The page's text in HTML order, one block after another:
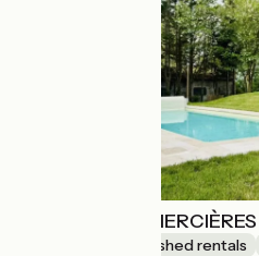
LA VILLA DES MERCIÈRES
Lodgings and furnished rentals